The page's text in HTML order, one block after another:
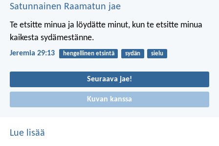
Satunnainen Raamatun jae
Te etsitte minua ja löydätte minut, kun te etsitte minua
kaikesta sydämestänne.
Jeremia 29:13 hengellinen etsintä sydän sielu
Seuraava jae!
Kuvan kanssa
Lue lisää